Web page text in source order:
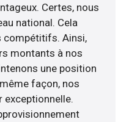
Certes, nous
national. Cela
compétitifs. Ainsi,
montants à nos
une position
façon, nos
exceptionnelle.